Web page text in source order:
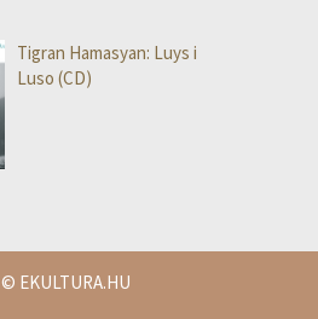
Tigran Hamasyan: Luys i
Luso (CD)
© EKULTURA.HU